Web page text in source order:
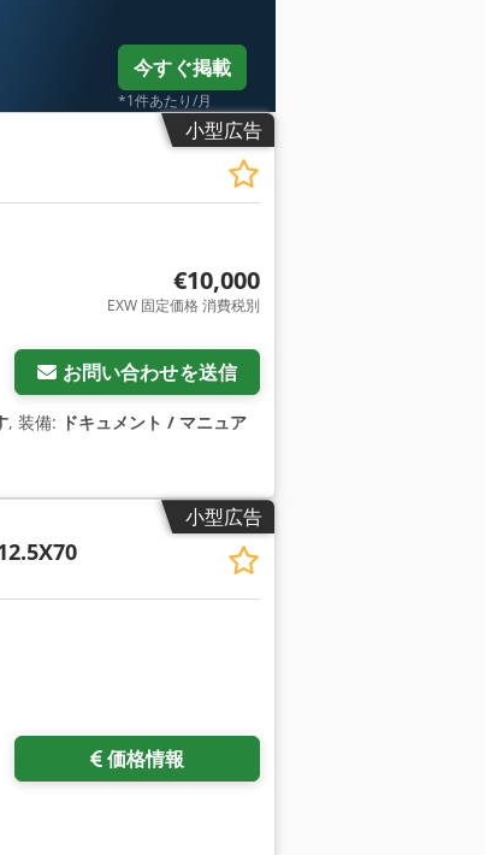
今すぐ掲載
*1件あたり/月
小型広告
€10,000
EXW 固定価格 消費税別
お問い合わせを送信
, 装備: ドキュメント / マニュア
小型広告
価格情報